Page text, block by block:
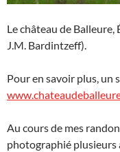
Le château de
J.M. Bardintzeff).
Pour en savoir plus, un
Au cours de mes
photographié plusieurs